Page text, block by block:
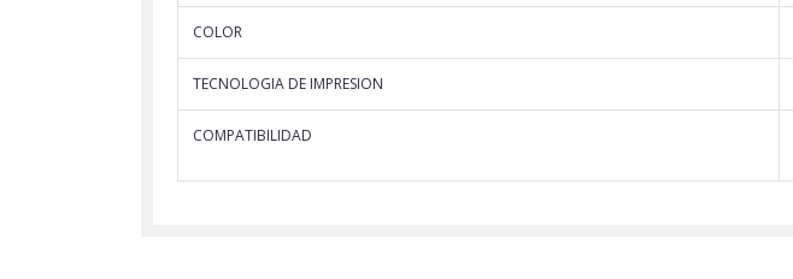
COLOR
TECNOLOGIA DE IMPRESION
COMPATIBILIDAD